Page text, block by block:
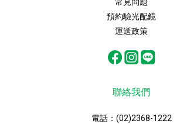
常見問題
預約驗光配鏡
運送政策
聯絡我們
電話： (02)2368-1222